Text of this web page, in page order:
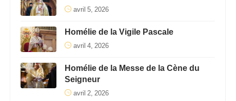
avril 5, 2026
Homélie de la Vigile Pascale
avril 4, 2026
Homélie de la Messe de la Cène du
Seigneur
avril 2, 2026